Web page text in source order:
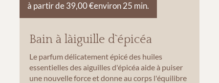
Bain à làiguille d`épicéa
à partir de 39,00 €environ 25 min.
Le parfum délicatement épicé des huiles
essentielles des aiguilles d'épicéa aide à puiser
une nouvelle force et donne au corps l'équilibre